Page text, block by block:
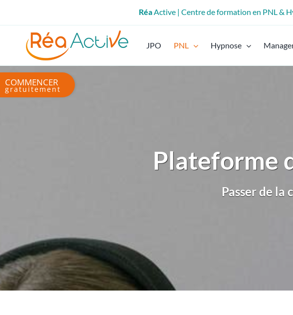
RéaActive | Centre de formation en PNL &
JPO PNL Hypnose
Plateforme
Passer de la
Bascule
de